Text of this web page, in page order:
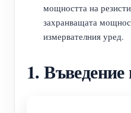
мощността на
захранващата
измервателния уред.
1. Въведение